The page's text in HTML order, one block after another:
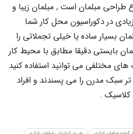
است , مبلمان زیبا و
محل کار شما
یا خیلی تجملاتی را
دقیقا مطابق با محیط کار
می توانید استفاده کنید
را می پسندند و افراد